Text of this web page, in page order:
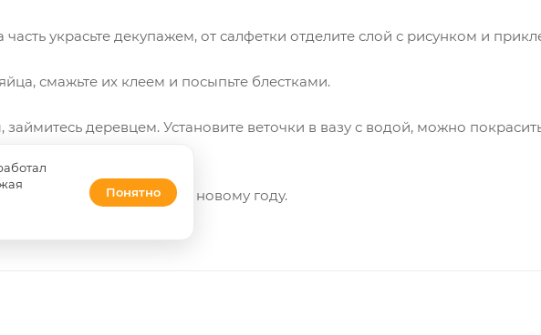
украсьте декупажем, от салфетки отделите слой с рисунком и
смажьте их клеем и посыпьте блестками.
деревцем. Установите веточки в вазу с водой, можно
яйцами как елочку к новому году.
Понятно